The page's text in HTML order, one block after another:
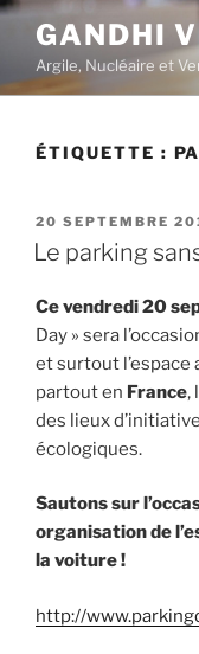
Aller
contenu
principal
GANDHI
Argile, Nucléaire et
ÉTIQUETTE :
PUBLIÉ
LE
20 SEPTEMBRE
Le parking
Ce vendredi 20
Day » sera
et surtout l’espace
partout en France,
des lieux
écologiques.
Sautons sur
organisation de
la voiture !
http://